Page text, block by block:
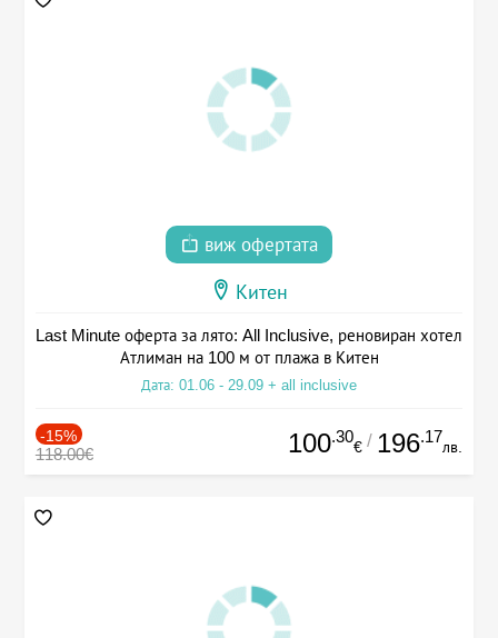
виж офертата
Китен
Last Minute оферта за лято: All Inclusive, реновиран хотел
Атлиман на 100 м от плажа в Китен
Дата: 01.06 - 29.09 + all inclusive
-15%
118.00€ 100.30
€ / 196.17
лв.